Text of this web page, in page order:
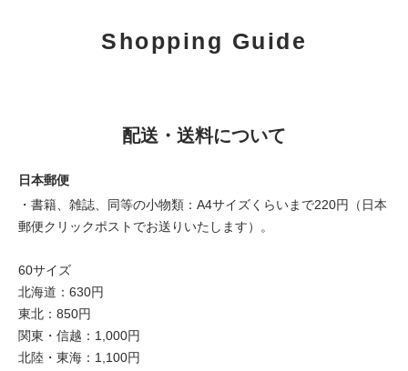
Shopping Guide
配送・送料について
日本郵便
・書籍、雑誌、同等の小物類：A4サイズくらいまで220円（日本
郵便クリックポストでお送りいたします）。
60サイズ
北海道：630円
東北：850円
関東・信越：1,000円
北陸・東海：1,100円